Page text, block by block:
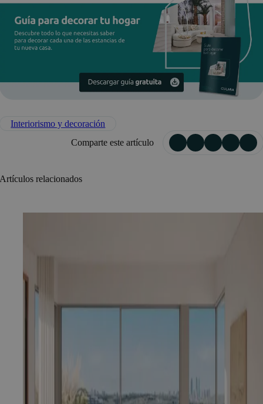
Interiorismo y decoración
Comparte este artículo
Artículos relacionados